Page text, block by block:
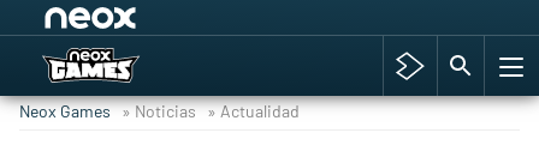
Hyrule Warriors: La Era del Cataclismo
Neox Games » Noticias » Actualidad